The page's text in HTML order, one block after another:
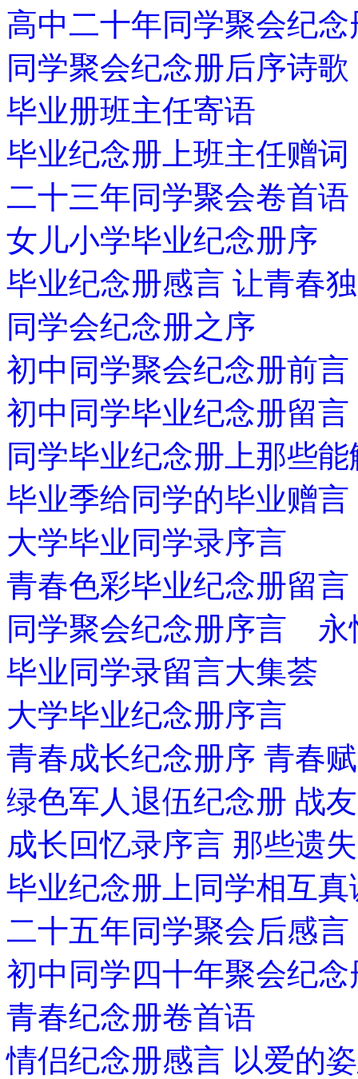
高中二十年同学聚会纪念
同学聚会纪念册后序诗歌
毕业册班主任寄语
毕业纪念册上班主任赠词
二十三年同学聚会卷首语
女儿小学毕业纪念册序
毕业纪念册感言 让青春
同学会纪念册之序
初中同学聚会纪念册前言
初中同学毕业纪念册留言
同学毕业纪念册上那些
毕业季给同学的毕业赠言
大学毕业同学录序言
青春色彩毕业纪念册留言
同学聚会纪念册序言 永
毕业同学录留言大集荟
大学毕业纪念册序言
青春成长纪念册序 青春赋
绿色军人退伍纪念册 战
成长回忆录序言 那些遗
毕业纪念册上同学相互真
二十五年同学聚会后感言
初中同学四十年聚会纪
青春纪念册卷首语
情侣纪念册感言 以爱的